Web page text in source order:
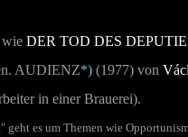
wie DER TOD DES
AUDIENZ*) (1977) von
in einer Brauerei).
es um Themen wie